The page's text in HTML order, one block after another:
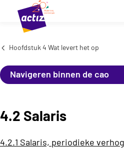
Naar hoofdinhoud
Naar menu
Hoofdstuk 4 Wat levert het op
Navigeren binnen de cao
4.2 Salaris
4.2.1 Salaris, periodieke